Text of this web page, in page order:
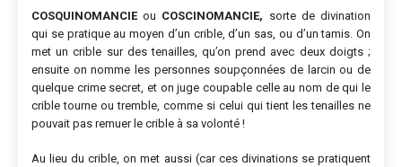
COSQUINOMANCIEou COSCINOMANCIE, sorte de divination
qui se pratique au moyen d’un crible, d’un sas, ou d’un tamis. On
met un crible sur des tenailles, qu’on prend avec deux doigts ;
ensuite on nomme les personnes soupçonnées de larcin ou de
quelque crime secret, et on juge coupable celle au nom de qui le
crible tourne ou tremble, comme si celui qui tient les tenailles ne
pouvait pas remuer le crible à sa volonté !
Au lieu du crible, on met aussi (car ces divinations se pratiquent